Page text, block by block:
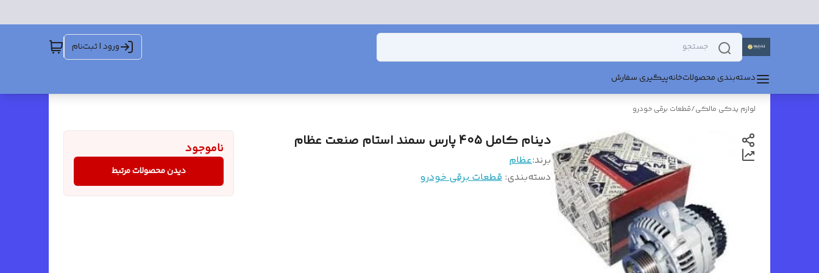
ورود | ثبت‌نام
دسته‌بندی محصولاتخانهپیگیری سفارش
لوازم یدکی مالکی/قطعات برقی خودرو
دینام کامل 405 پارس سمند استام صنعت عظام
برند:عظام
دسته‌بندی: قطعات برقی خودرو
ناموجود
دیدن محصولات مرتبط